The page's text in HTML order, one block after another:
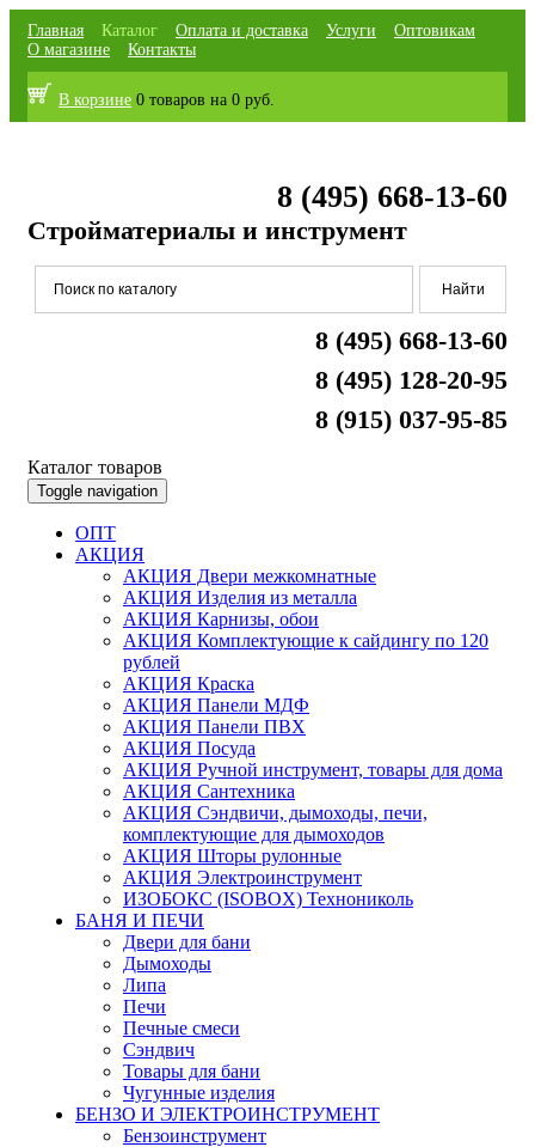
Главная Каталог Оплата и доставка Услуги
Оптовикам
О магазине
Контакты
В корзине 0 товаров на 0 руб.
8 (495) 668-13-60
Стройматериалы и инструмент
8 (495) 668-13-60
8 (495) 128-20-95
8 (915) 037-95-85
Каталог товаров
Toggle navigation
ОПТ
АКЦИЯ
АКЦИЯ Двери межкомнатные
АКЦИЯ Изделия из металла
АКЦИЯ Карнизы, обои
АКЦИЯ Комплектующие к сайдингу по 120
рублей
АКЦИЯ Краска
АКЦИЯ Панели МДФ
АКЦИЯ Панели ПВХ
АКЦИЯ Посуда
АКЦИЯ Ручной инструмент, товары для дома
АКЦИЯ Сантехника
АКЦИЯ Сэндвичи, дымоходы, печи,
комплектующие для дымоходов
АКЦИЯ Шторы рулонные
АКЦИЯ Электроинструмент
ИЗОБОКС (ISOBOX) Технониколь
БАНЯ И ПЕЧИ
Двери для бани
Дымоходы
Липа
Печи
Печные смеси
Сэндвич
Товары для бани
Чугунные изделия
БЕНЗО И ЭЛЕКТРОИНСТРУМЕНТ
Бензоинструмент